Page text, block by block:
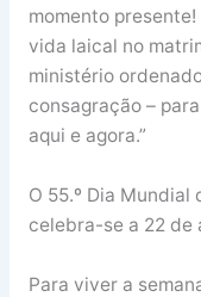
momento
vida laical no
ministério
consagração –
aqui e agora.”
O 55.º Dia Mundial
celebra-se a 22 de
Para viver a